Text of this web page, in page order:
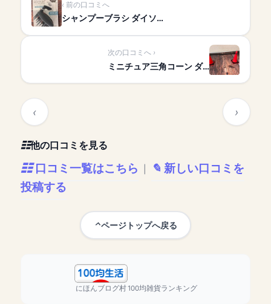
前の口コミへ
シャンプーブラシ ダイソ…
次の口コミへ
ミニチュア三角コーン ダ…
他の口コミを見る
口コミ一覧はこちら
新しい口コミを
投稿する
ページトップへ戻る
にほんブログ村100均雑貨ランキング